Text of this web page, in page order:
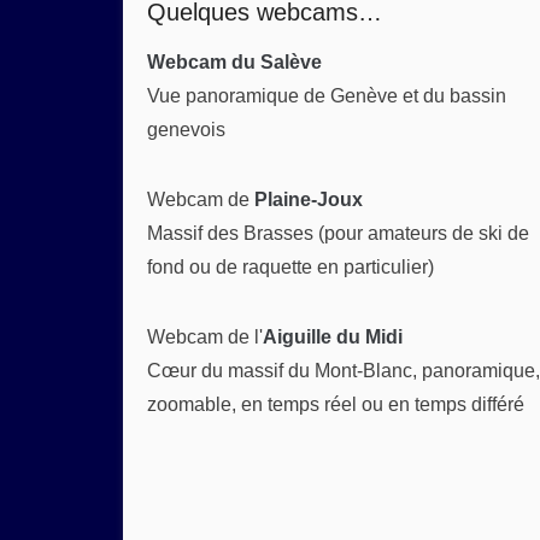
Quelques webcams…
Webcam du Salève
Vue panoramique de Genève et du bassin
genevois
Webcam de Plaine-Joux
Massif des Brasses (pour amateurs de ski de
fond ou de raquette en particulier)
Webcam de l'Aiguille du Midi
Cœur du massif du Mont-Blanc, panoramique,
zoomable, en temps réel ou en temps différé